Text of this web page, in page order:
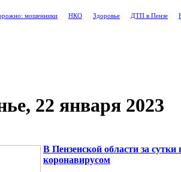
мошенники НКО Здоровье ДТП в Пензе
22 января 2023
В Пензенской области за
коронавирусом